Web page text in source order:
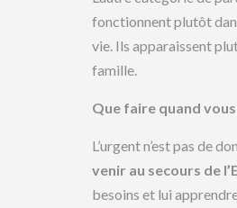
fonctionnent plutôt
vie. Ils apparaissent
famille.
Que faire quand
L’urgent n’est pas de
venir au secours de
besoins et lui